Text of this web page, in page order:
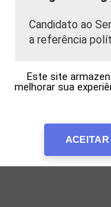
Candidato ao
a referência
Este site
melhorar sua